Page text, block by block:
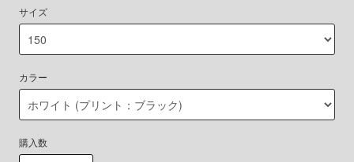
サイズ
カラー
購入数